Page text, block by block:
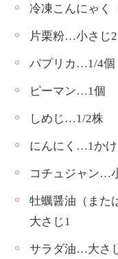
冷凍こんにゃく
片栗粉…小さじ2
パプリカ…1/4個
ピーマン…1個
しめじ…1/2株
にんにく…1かけ
コチュジャン…
牡蠣醤油（また
大さじ1
サラダ油…大さ